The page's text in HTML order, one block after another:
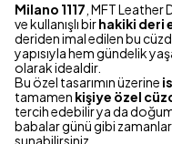
Milano 1117 , MFT
ve kullanışlı birhakiki deri
deriden imal edilen bu
yapısıyla hem gündelik
olarak idealdir.
Bu özel tasarımın üzerine
tamamen kişiye özel
tercih edebilir ya da
babalar günü gibi
sunabilirsiniz.